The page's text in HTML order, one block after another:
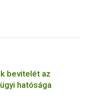
bevitelét az
hatósága